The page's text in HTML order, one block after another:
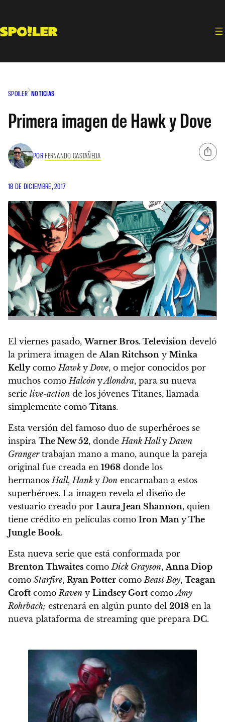
contenido
SPOILER NOTICIAS
Primera imagen de Hawk y Dove
POR FERNANDO CASTAÑEDA
18 DE DICIEMBRE, 2017
El viernes pasado,Warner Bros. Television develó
la primera imagen de Alan Ritchson y Minka
Kellycomo Hawk y Dove, o mejor conocidos por
muchos como Halcón yAlondra, para su nueva
serie live-action de los jóvenes Titanes, llamada
simplemente como Titans.
Esta versión del famoso duo de superhéroes se
inspira The New 52, donde Hank Hally Dawn
Grangertrabajan mano a mano, aunque la pareja
original fue creada en 1968 donde los
hermanos Hall, Hank y Don encarnaban a estos
superhéroes. La imagen revela el diseño de
vestuario creado por Laura Jean Shannon, quien
tiene crédito en películas como Iron Man y The
Jungle Book.
Esta nueva serie que está conformada por
Brenton Thwaites como Dick Grayson, Anna Diop
como Starfire, Ryan Potter como Beast Boy, Teagan
Croft como Raven y Lindsey Gort comoAmy
Rohrbach; estrenará en algún punto del 2018 en la
nueva plataforma de streaming que prepara DC.